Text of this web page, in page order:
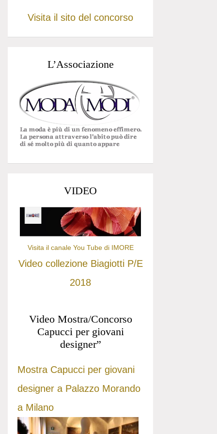
Visita il sito del concorso
L’Associazione
VIDEO
Visita il canale You Tube di IMORE
Video collezione Biagiotti P/E
2018
Video Mostra/Concorso
Capucci per giovani
designer”
Mostra Capucci per giovani
designer a Palazzo Morando
a Milano